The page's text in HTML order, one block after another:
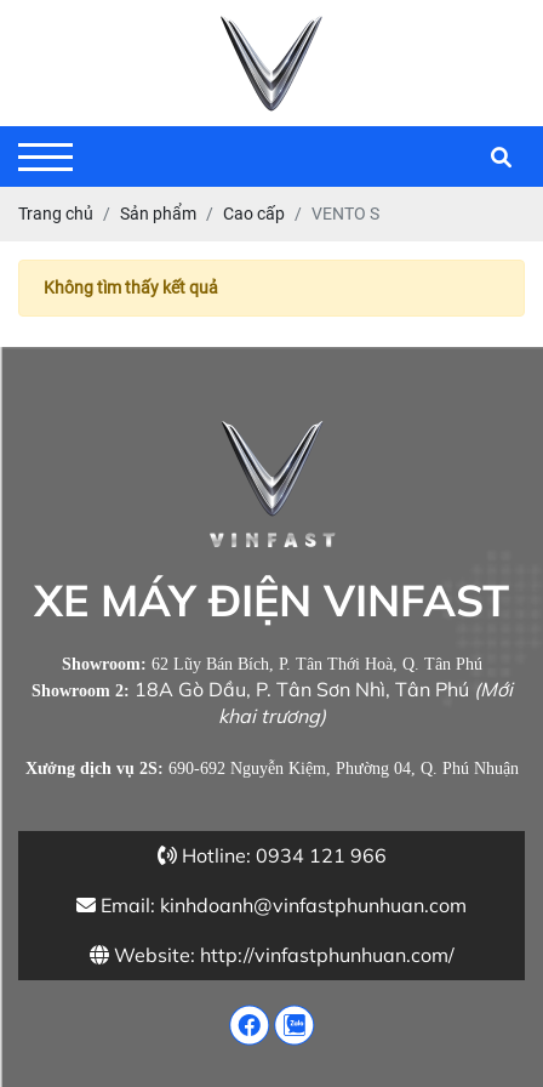
Trang chủ Sản phẩm Cao cấp VENTO S
Không tìm thấy kết quả
XE MÁY ĐIỆN VINFAST
Showroom: 62 Lũy Bán Bích, P. Tân Thới Hoà, Q. Tân Phú
Showroom 2: 18A Gò Dầu, P. Tân Sơn Nhì, Tân Phú (Mới
khai trương)
Xưởng dịch vụ 2S: 690-692 Nguyễn Kiệm, Phường 04, Q. Phú Nhuận
Hotline: 0934 121 966
Email: kinhdoanh@vinfastphunhuan.com
Website: http://vinfastphunhuan.com/